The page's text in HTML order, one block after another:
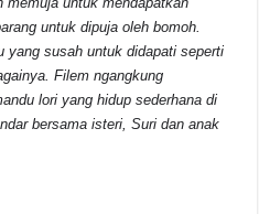
untuk dipuja oleh bomoh.
yang susah untuk didapati seperti
Filem ngangkung
lori yang hidup sederhana di
bersama isteri, Suri dan anak